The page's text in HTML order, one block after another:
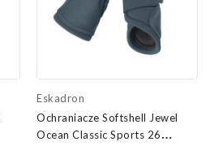
Eskadron
Ochraniacze Softshell Jewel
Ocean Classic Sports 26